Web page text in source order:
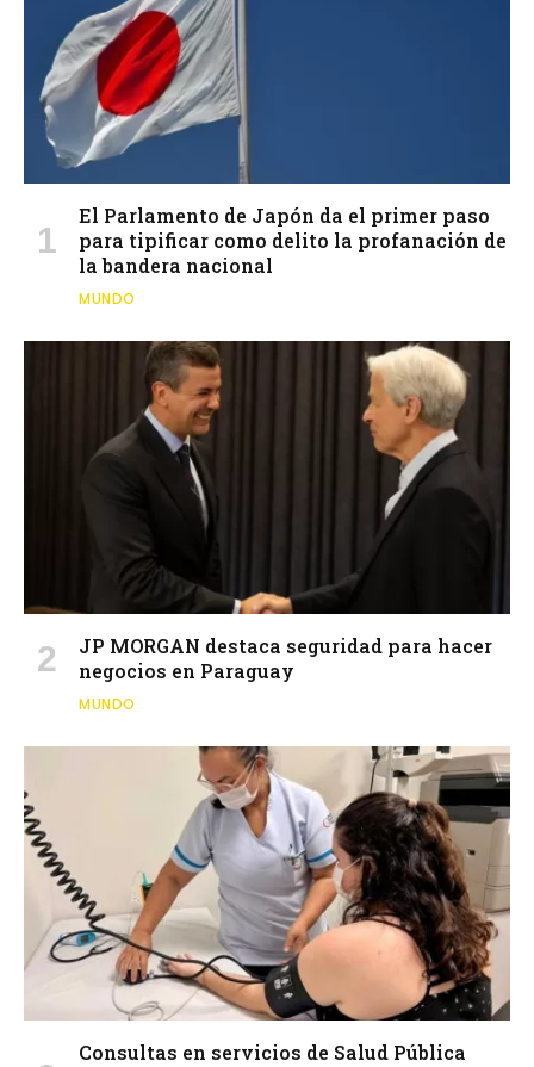
El Parlamento de Japón da el primer paso
para tipificar como delito la profanación de
la bandera nacional
MUNDO
JP MORGAN destaca seguridad para hacer
negocios en Paraguay
MUNDO
Consultas en servicios de Salud Pública